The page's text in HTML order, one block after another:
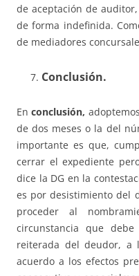
de aceptación de
de forma indefinida.
de mediadores
Conclusión.
Enconclusión,
de dos meses o la del
importante es que,
cerrar el expediente
dice la DG en la
es por desistimiento del
proceder al
circunstancia que
reiterada del deudor, a
acuerdo a los efectos